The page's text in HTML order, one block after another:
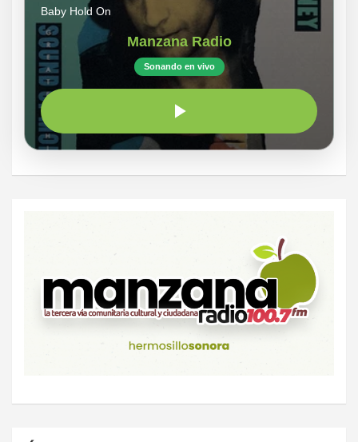
Baby Hold On
Manzana Radio
Sonando en vivo